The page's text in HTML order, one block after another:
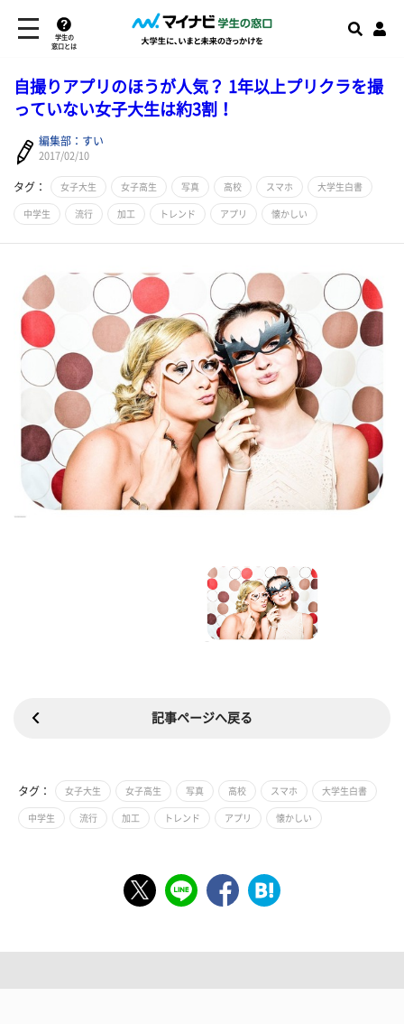
学生の
窓口とは
自撮りアプリのほうが人気？ 1年以上プリクラを撮
っていない女子大生は約3割！
編集部：すい
2017/02/10
タグ： 女子大生 女子高生 写真 高校 スマホ 大学生白書
中学生 流行 加工 トレンド アプリ 懐かしい
記事ページへ戻る
タグ： 女子大生 女子高生 写真 高校 スマホ 大学生白書
中学生 流行 加工 トレンド アプリ 懐かしい